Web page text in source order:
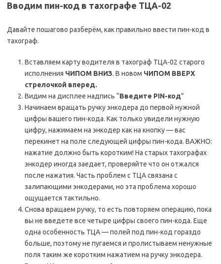
Вводим пин-код в тахографе ТЦА-02
Давайте пошагово разберём, как правильно ввести пин-код в
тахограф.
Вставляем карту водителя в тахограф ТЦА-02 старого
исполнения ЧИПОМ ВНИЗ. В новом ЧИПОМ ВВЕРХ
стрелочкой вперед.
Видим на дисплее надпись “Введите PIN-код”
Начинаем вращать ручку энкодера до первой нужной
цифры вашего пин-кода. Как только увидели нужную
цифру, нажимаем на энкодер как на кнопку — вас
перекинет на поле следующей цифры пин-кода. ВАЖНО:
нажатие должно быть коротким! На старых тахографах
энкодер иногда заедает, проверяйте что он отжался
после нажатия. Часть проблем с ТЦА связана с
залипающими энкодерами, но эта проблема хорошо
ощущается тактильно.
Снова вращаем ручку, то есть повторяем операцию, пока
вы не введете все четыре цифры своего пин-кода. Еще
одна особенность ТЦА — полей под пин-код гораздо
больше, поэтому не пугаемся и пролистываем ненужные
поля таким же коротким нажатием на ручку энкодера.